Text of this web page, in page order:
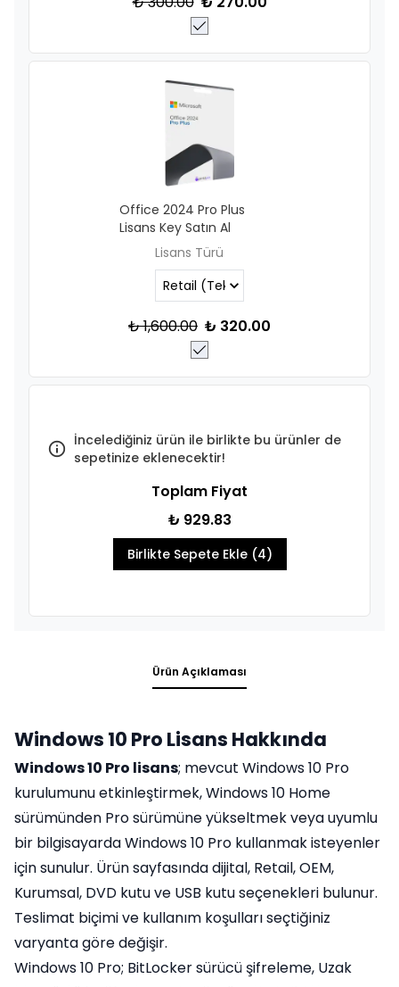
Office 2024 Pro Plus
Lisans Key Satın Al
Lisans Türü
₺ 1,600.00 ₺ 320.00
İncelediğiniz ürün ile birlikte bu ürünler de
sepetinize eklenecektir!
Toplam Fiyat
₺ 929.83
Birlikte Sepete Ekle (4)
Ürün Açıklaması
Windows 10 Pro Lisans Hakkında
Windows 10 Pro lisans; mevcut Windows 10 Pro
kurulumunu etkinleştirmek, Windows 10 Home
sürümünden Pro sürümüne yükseltmek veya uyumlu
bir bilgisayarda Windows 10 Pro kullanmak isteyenler
için sunulur. Ürün sayfasında dijital, Retail, OEM,
Kurumsal, DVD kutu ve USB kutu seçenekleri bulunur.
Teslimat biçimi ve kullanım koşulları seçtiğiniz
varyanta göre değişir.
Windows 10 Pro; BitLocker sürücü şifreleme, Uzak